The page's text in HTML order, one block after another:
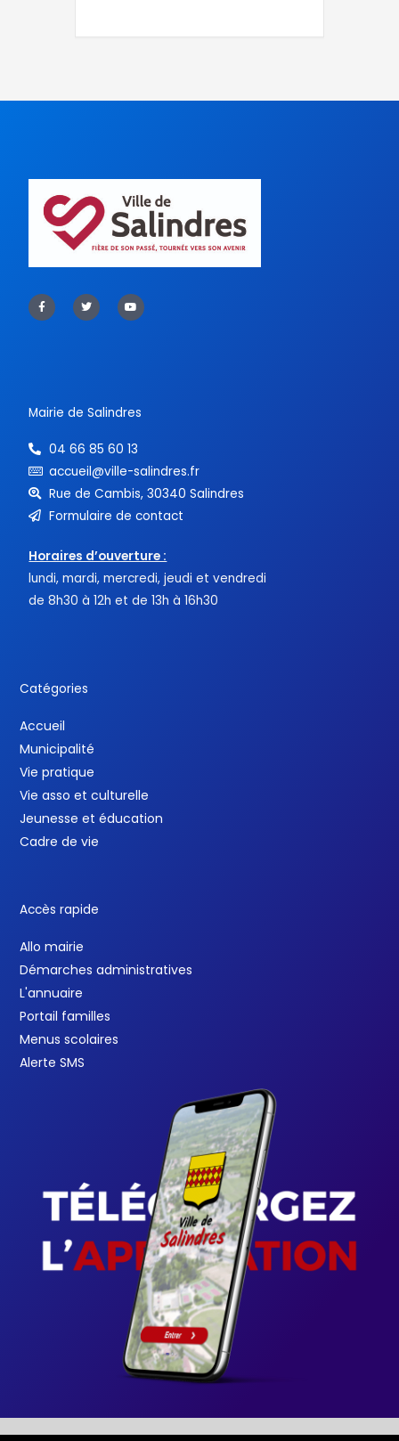
a
c
e
w
i
t
o
u
t
Mairie de Salindres
04 66 85 60 13
accueil@ville-salindres.fr
Rue de Cambis, 30340 Salindres
Formulaire de contact
Horaires d’ouverture :
lundi, mardi, mercredi, jeudi et vendredi
de 8h30 à 12h et de 13h à 16h30
Catégories
Accueil
Municipalité
Vie pratique
Vie asso et culturelle
Jeunesse et éducation
Cadre de vie
Accès rapide
Allo mairie
Démarches administratives
L'annuaire
Portail familles
Menus scolaires
Alerte SMS